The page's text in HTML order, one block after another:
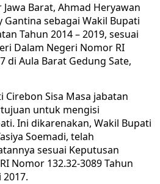
Barat, Ahmad Heryawan
Gantina sebagai Wakil Bupati
Tahun 2014 – 2019, sesuai
Dalam Negeri Nomor RI
di Aula Barat Gedung Sate,
Cirebon Sisa Masa jabatan
untuk mengisi
Ini dikarenakan, Wakil Bupati
Soemadi, telah
sesuai Keputusan
Nomor 132.32-3089 Tahun